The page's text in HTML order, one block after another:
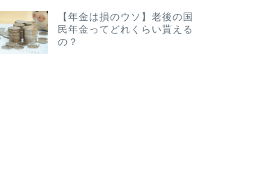
【年金は損のウソ】老後の国
民年金ってどれくらい貰える
の？